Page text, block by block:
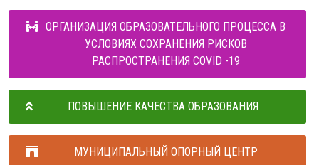
ОРГАНИЗАЦИЯ ОБРАЗОВАТЕЛЬНОГО ПРОЦЕССА В
УСЛОВИЯХ СОХРАНЕНИЯ РИСКОВ
РАСПРОСТРАНЕНИЯ COVID -19
ПОВЫШЕНИЕ КАЧЕСТВА ОБРАЗОВАНИЯ
МУНИЦИПАЛЬНЫЙ ОПОРНЫЙ ЦЕНТР